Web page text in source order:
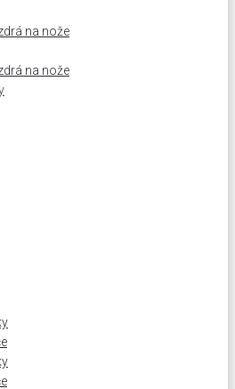
na nože
na nože